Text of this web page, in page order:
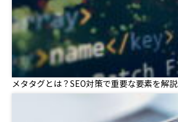
メタタグとは？SEO対策で重要な要素を解説